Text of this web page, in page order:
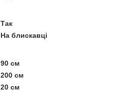
Так
На блискавці
90 см
200 см
20 см